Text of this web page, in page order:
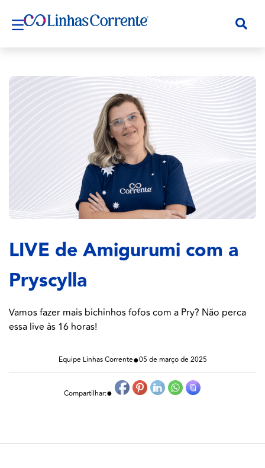
LIVE de Amigurumi com a
Pryscylla
Vamos fazer mais bichinhos fofos com a Pry? Não perca
essa live às 16 horas!
Equipe Linhas Corrente●05 de março de 2025
Compartilhar:●